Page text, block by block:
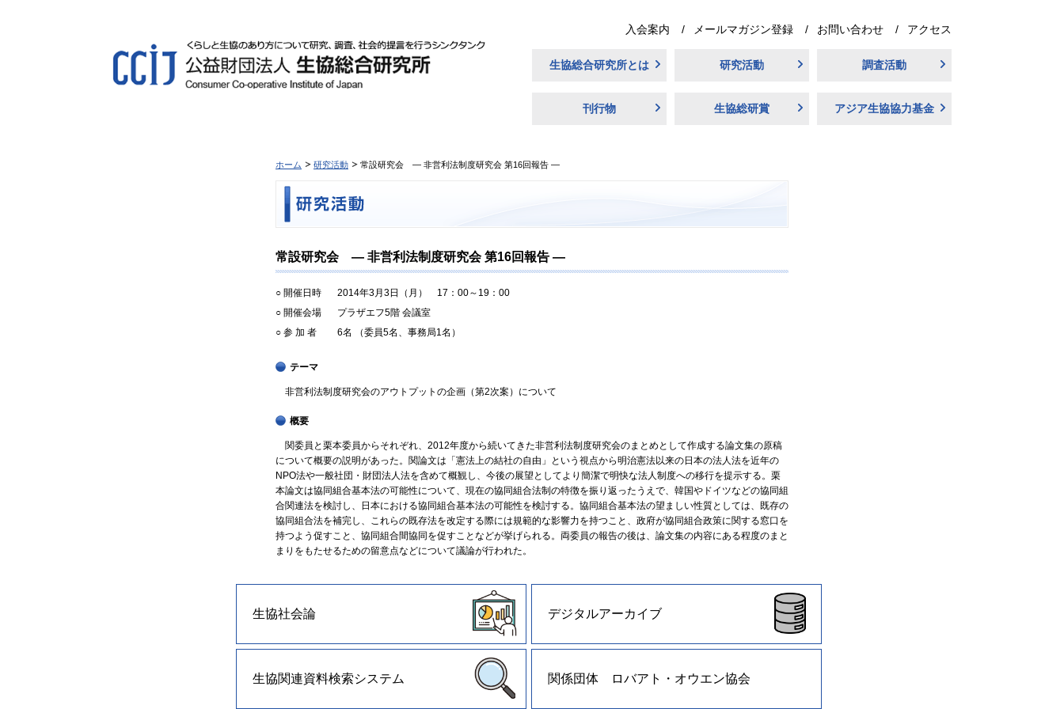
入会案内 メールマガジン登録 お問い合わせ アクセス
生協総合研究所とは 研究活動 調査活動
刊行物 生協総研賞 アジア生協協力基金
ホーム 研究活動 常設研究会 ― 非営利法制度研究会 第16回報告 ―
常設研究会 ― 非営利法制度研究会 第16回報告 ―
○ 開催日時
2014年3月3日（月） 17：00～19：00
○ 開催会場
プラザエフ5階 会議室
○ 参 加 者
6名 （委員5名、事務局1名）
テーマ
非営利法制度研究会のアウトプットの企画（第2次案）について
概要
関委員と栗本委員からそれぞれ、2012年度から続いてきた非営利法制度研究会のまとめとして作成する論文集の原稿
について概要の説明があった。関論文は「憲法上の結社の自由」という視点から明治憲法以来の日本の法人法を近年の
NPO法や一般社団・財団法人法を含めて概観し、今後の展望としてより簡潔で明快な法人制度への移行を提示する。栗
本論文は協同組合基本法の可能性について、現在の協同組合法制の特徴を振り返ったうえで、韓国やドイツなどの協同組
合関連法を検討し、日本における協同組合基本法の可能性を検討する。協同組合基本法の望ましい性質としては、既存の
協同組合法を補完し、これらの既存法を改定する際には規範的な影響力を持つこと、政府が協同組合政策に関する窓口を
持つよう促すこと、協同組合間協同を促すことなどが挙げられる。両委員の報告の後は、論文集の内容にある程度のまと
まりをもたせるための留意点などについて議論が行われた。
生協社会論 デジタルアーカイブ
生協関連資料検索システム 関係団体 ロバアト・オウエン協会